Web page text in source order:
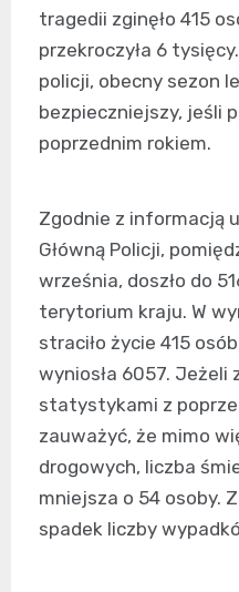
tragedii zginęło 415
przekroczyła 6
policji, obecny sezon
bezpieczniejszy, jeśli
poprzednim rokiem.
Zgodnie z informacją
Główną Policji,
września, doszło do
terytorium kraju. W
straciło życie 415
wyniosła 6057.
statystykami z
zauważyć, że mimo
drogowych, liczba
mniejsza o 54 osoby.
spadek liczby